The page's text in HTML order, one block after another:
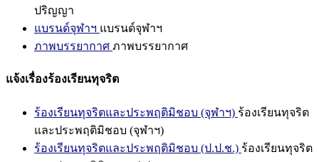
ปริญญา
แบรนด์จุฬาฯ แบรนด์จุฬาฯ
ภาพบรรยากาศ ภาพบรรยากาศ
แจ้งเรื่องร้องเรียนทุจริต
ร้องเรียนทุจริตและประพฤติมิชอบ (จุฬาฯ) ร้องเรียนทุจริต
และประพฤติมิชอบ (จุฬาฯ)
ร้องเรียนทุจริตและประพฤติมิชอบ (ป.ป.ช.) ร้องเรียนทุจริต